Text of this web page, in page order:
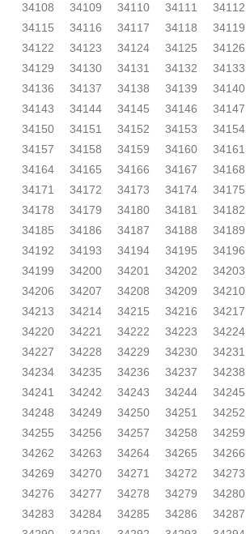
34108
34109 34110 34111 34112
34115
34116 34117 34118 34119
34122
34123 34124 34125 34126
34129
34130 34131 34132 34133
34136
34137 34138 34139 34140
34143
34144 34145 34146 34147
34150
34151 34152 34153 34154
34157
34158 34159 34160 34161
34164
34165 34166 34167 34168
34171
34172 34173 34174 34175
34178
34179 34180 34181 34182
34185
34186 34187 34188 34189
34192
34193 34194 34195 34196
34199
34200 34201 34202 34203
34206
34207 34208 34209 34210
34213
34214 34215 34216 34217
34220
34221 34222 34223 34224
34227
34228 34229 34230 34231
34234
34235 34236 34237 34238
34241
34242 34243 34244 34245
34248
34249 34250 34251 34252
34255
34256 34257 34258 34259
34262
34263 34264 34265 34266
34269
34270 34271 34272 34273
34276
34277 34278 34279 34280
34283
34284 34285 34286 34287